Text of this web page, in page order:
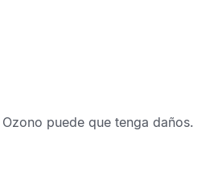
puede que tenga daños.